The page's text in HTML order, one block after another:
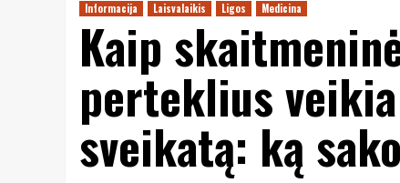
Informacija Laisvalaikis Ligos Medicina
Kaip
perteklius
sveikatą: ką